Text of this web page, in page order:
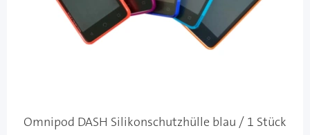
Omnipod DASH Silikonschutzhülle blau / 1 Stück